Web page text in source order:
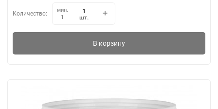
Количество:
мин.
1
шт.
В корзину